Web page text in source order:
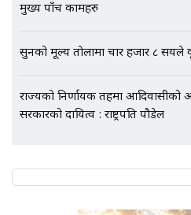
मुख्य पाँच कामहरु
सुनको मूल्य तोलामा चार हजार ८ सयले
राज्यको निर्णायक तहमा आदिवासीको
सरकारको दायित्व : राष्ट्रपति पौडेल